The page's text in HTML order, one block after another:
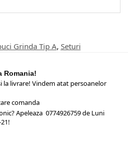
Grinda Tip A, Seturi
Romania!
la livrare! Vindem atat persoanelor
comanda
Apeleaza 0774926759 de Luni